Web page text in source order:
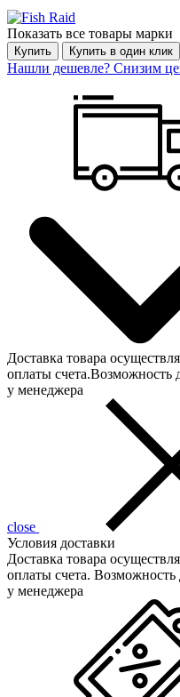
Показать все товары марки
Купить Купить в один клик
Нашли дешевле? Снизим
Доставка товара
оплаты счета.Возможность
у менеджера
close
Условия доставки
Доставка товара
оплаты счета. Возможность
у менеджера